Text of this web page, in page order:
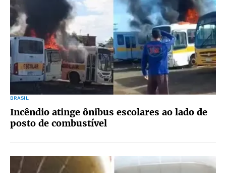
BRASIL
Incêndio atinge ônibus escolares ao lado de
posto de combustível